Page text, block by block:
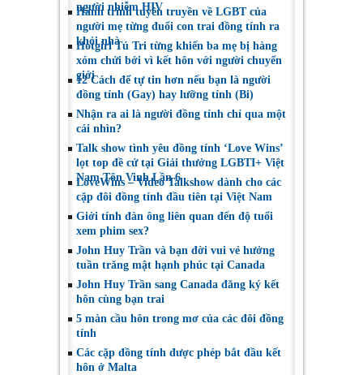
người nhiễm HIV
Hành trình tuyên truyền về LGBT của
người mẹ từng đuổi con trai đồng tính ra
khỏi nhà
Hotgirl Tú Tri từng khiến ba mẹ bị hàng
xóm chửi bới vì kết hôn với người chuyển
giới
12 Cách để tự tin hơn nếu bạn là người
đồng tính (Gay) hay lưỡng tính (Bi)
Nhận ra ai là người đồng tính chỉ qua một
cái nhìn?
Talk show tình yêu đồng tính ‘Love Wins’
lọt top đề cử tại Giải thưởng LGBTI+ Việt
Nam Tôn Vinh Lần 6
LoveWins – Video Talkshow dành cho các
cặp đôi đồng tính đầu tiên tại Việt Nam
Giới tính đàn ông liên quan đến độ tuổi
xem phim sex?
John Huy Trần và bạn đời vui vẻ hưởng
tuần trăng mật hạnh phúc tại Canada
John Huy Trần sang Canada đăng ký kết
hôn cùng bạn trai
5 màn cầu hôn trong mơ của các đôi đồng
tính
Các cặp đồng tính được phép bắt đầu kết
hôn ở Malta